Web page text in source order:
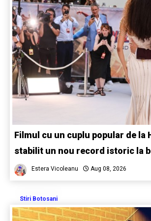
Filmul cu un cuplu popular de la
stabilit un nou record istoric la
Estera Vicoleanu Aug 08, 2026
Stiri Botosani